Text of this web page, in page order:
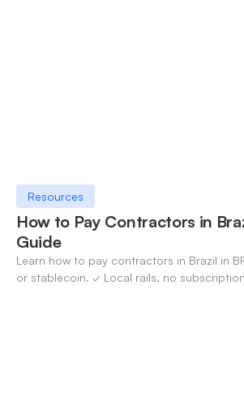
Resources
How to Pay Contractors in
Guide
Learn how to pay contractors in Brazil in
or stablecoin. ✓ Local rails, no